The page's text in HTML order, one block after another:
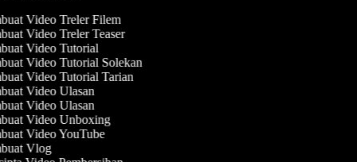
Video Treler Filem
Video Treler Teaser
Video Tutorial
Video Tutorial Solekan
Video Tutorial Tarian
Video Ulasan
Video Ulasan
Video Unboxing
Video YouTube
Vlog